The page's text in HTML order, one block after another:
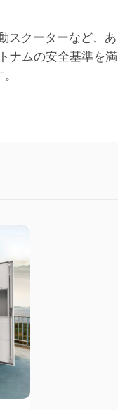
スクーターなど、あ
ナムの安全基準を満